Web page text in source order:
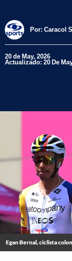
Por: Caracol
20 de May, 2026
Actualizado: 20 De
Egan Bernal, ciclista